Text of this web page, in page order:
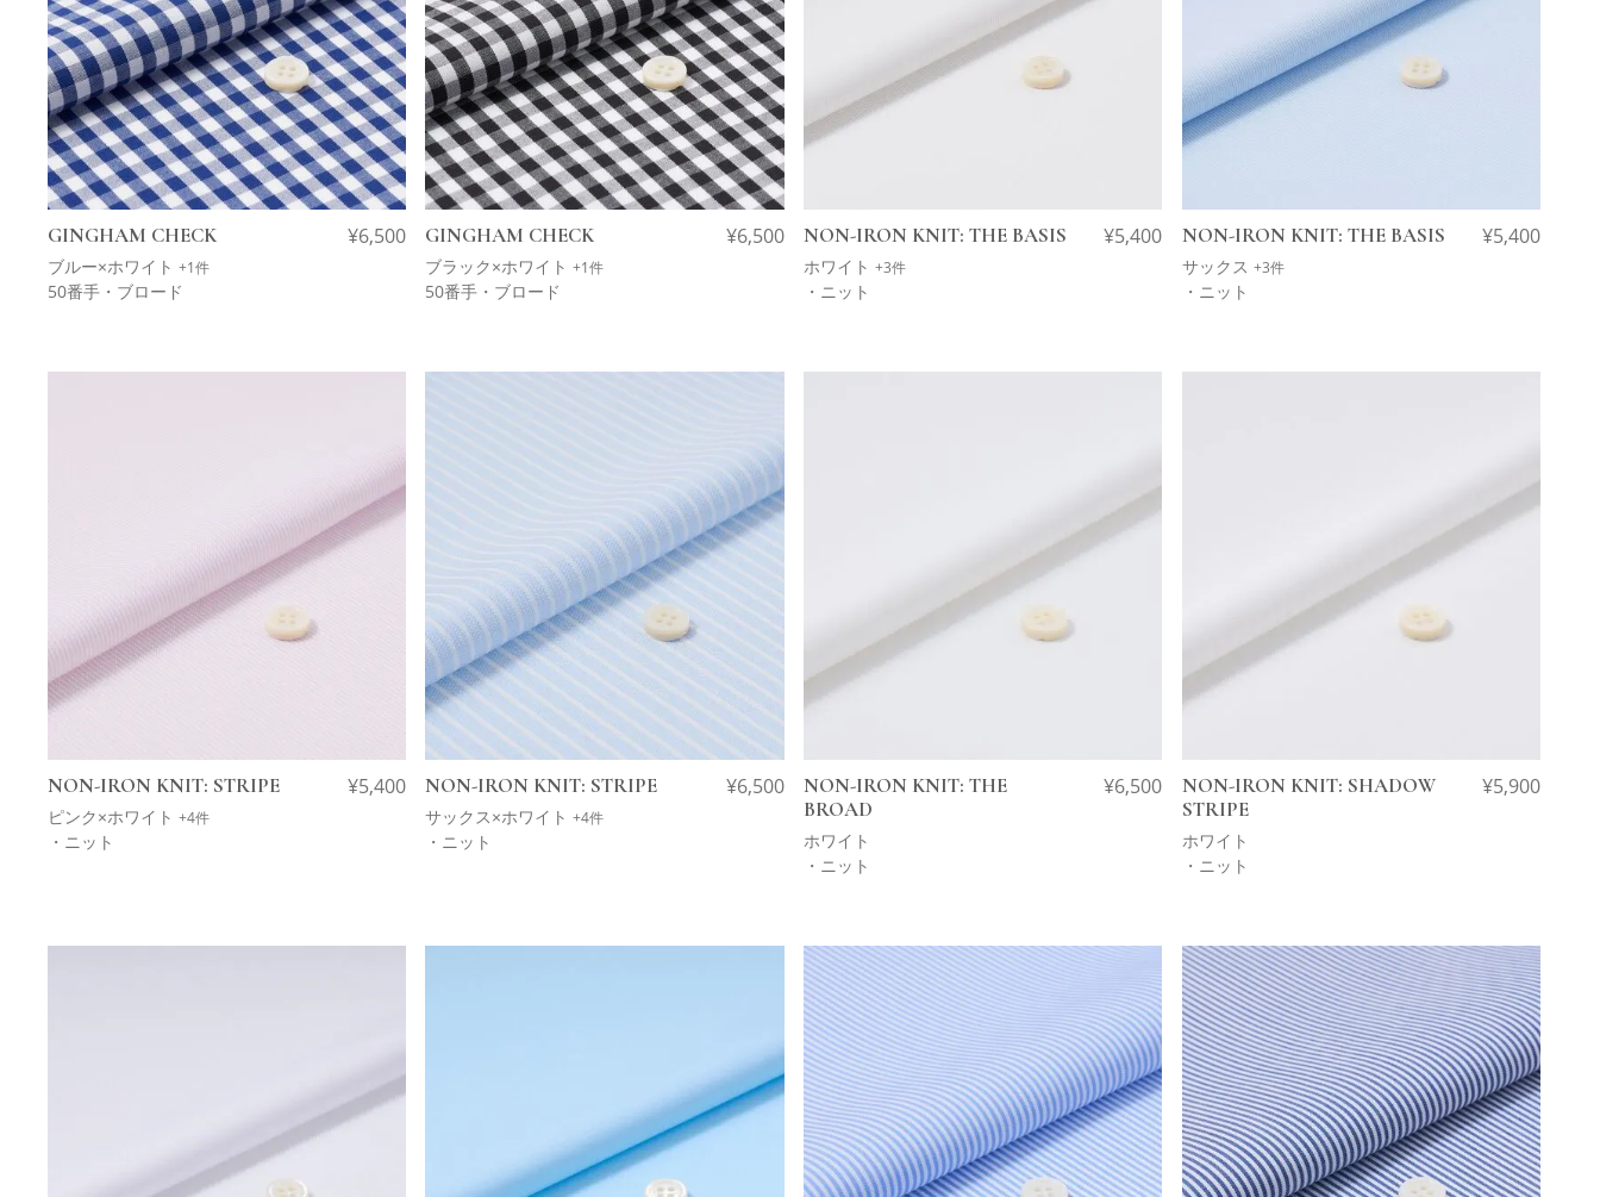
GINGHAM CHECK
ブルー×ホワイト +1件
¥6,500
50番手・ブロード
GINGHAM CHECK
ブラック×ホワイト+1件
¥6,500
50番手・ブロード
NON-IRON KNIT: THE BASIS
ホワイト +3件
¥5,400
・ニット
NON-IRON KNIT: THE BASIS
サックス +3件
¥5,400
・ニット
NON-IRON KNIT: STRIPE
ピンク×ホワイト +4件
¥5,400
・ニット
NON-IRON KNIT: STRIPE
サックス×ホワイト+4件
¥6,500
・ニット
NON-IRON KNIT: THE
BROAD
ホワイト
¥6,500
・ニット
NON-IRON KNIT: SHADOW
STRIPE
ホワイト
¥5,900
・ニット